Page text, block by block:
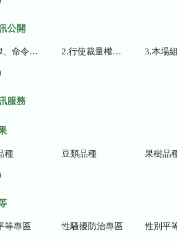
公開
、法規命令 2.行使裁量權而訂頒之解釋性規定及裁量基準 3.本場組織、職掌
服務
種 豆類品種 果樹品
等專區 性騷擾防治專區 性別平等